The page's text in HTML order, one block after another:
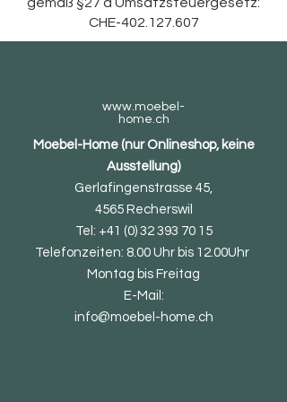
CHE-402.127.607
www.moebel-
home.ch
Moebel-Home (nur Onlineshop, keine
Ausstellung)
Gerlafingenstrasse 45,
4565 Recherswil
Tel: +41 (0) 32 393 70 15
Telefonzeiten: 8.00 Uhr bis 12.00Uhr
Montag bis Freitag
E-Mail:
info@moebel-home.ch